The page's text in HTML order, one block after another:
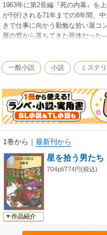
1963年に第2長編『死の内幕』を
が刊行される71年までの8年間、
きで仕事に向かう勤勉な拾い屋コ
屋の窓から落ちてきた死体だった
旧〈宝石〉終刊号を飾った“史上
る「密告者」「重ねて四つ」など
66年発表の11編を収める。【収録
「日本ＫＫＫ始末」「密告者」「
一般小説 小説 ミステ
1巻から ｜ 最新刊から
作品紹介
星を拾う男たち
704pt/774円(税込)